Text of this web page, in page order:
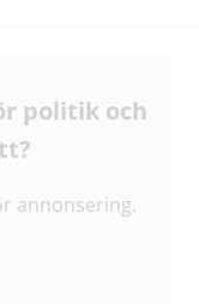
politik och
annonsering.